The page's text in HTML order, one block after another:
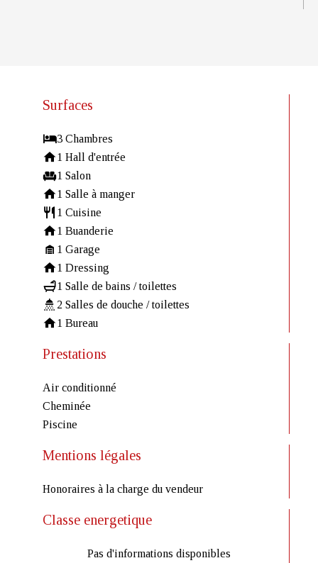
Surfaces
3 Chambres
1 Hall d'entrée
1 Salon
1 Salle à manger
1 Cuisine
1 Buanderie
1 Garage
1 Dressing
1 Salle de bains / toilettes
2 Salles de douche / toilettes
1 Bureau
Prestations
Air conditionné
Cheminée
Piscine
Mentions légales
Honoraires à la charge du vendeur
Classe energetique
Pas d'informations disponibles